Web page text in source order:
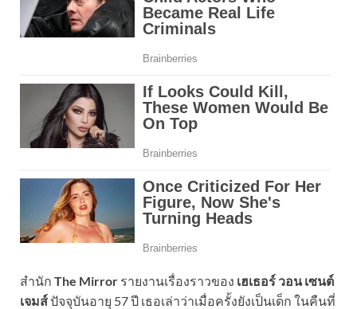
สำนัก The Mirror รายงานเรื่องราวของ เฮเธอร์ วอน เซนต์
เจมส์ปัจจุบันอายุ 57 ปี เธอเล่าว่าเมื่อครั้งยังเป็นเด็ก ในคืนที่